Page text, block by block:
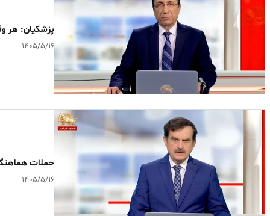
پزشکیان: هر
۱۴۰۵/۵/۱۶
حملات
۱۴۰۵/۵/۱۶